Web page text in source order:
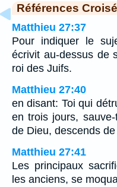
Références
Matthieu 27:37
Pour indiquer le
écrivit au-dessus de
roi des Juifs.
Matthieu 27:40
en disant: Toi qui
en trois jours,
de Dieu, descends
Matthieu 27:41
Les principaux
les anciens, se